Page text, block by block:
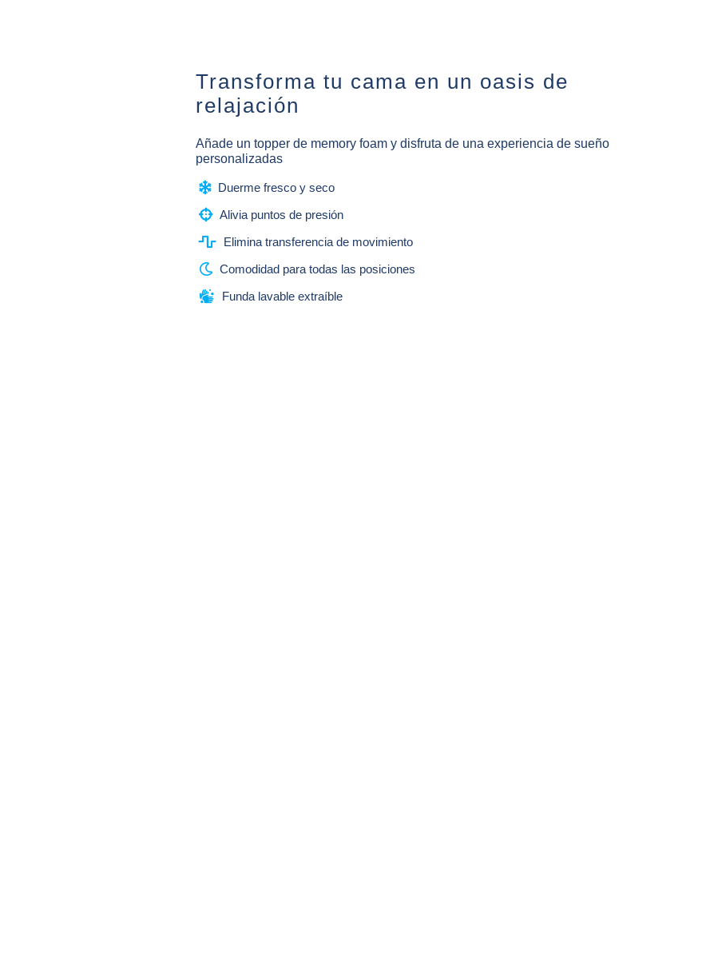
Transforma tu cama en un oasis de
relajación
Añade un topper de memory foam y disfruta de una experiencia de sueño
personalizadas
 Duerme fresco y seco
 Alivia puntos de presión
 Elimina transferencia de movimiento
 Comodidad para todas las posiciones
 Funda lavable extraíble